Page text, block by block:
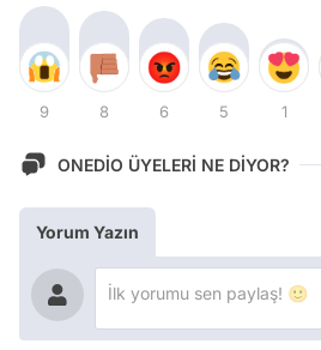
9 8 6 5 1
ONEDİO ÜYELERİ NE DİYOR?
Yorum Yazın